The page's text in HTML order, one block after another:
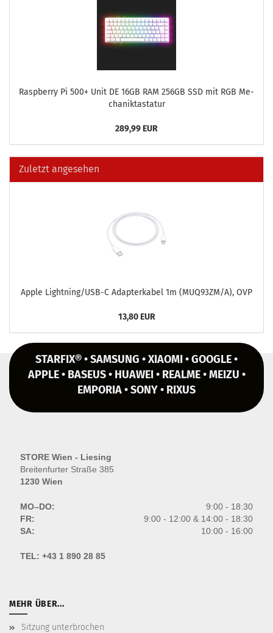
Raspber­ry Pi 500+ Unit DE 16GB RAM 256GB SSD mit RGB Me­
cha­nik­tas­ta­tur
289,99 EUR
Zuletzt angesehen
Apple Light­ning/USB-C Ad­ap­ter­ka­bel 1m (MUQ93ZM/A), OVP
13,80 EUR
STARFIX® • SAMSUNG • XIAOMI • GOOGLE •
APPLE • BASEUS • HUAWEI • REALME • MEIZU •
EMPORIA • SONY • RIXUS
STORE Wien - Liesing
Breitenfurter Straße 385
1230 Wien
MO–DO:
9:00 - 18:30
FR:
9:00 - 12:00 & 14:00 - 18:30
SA:
10:00 - 16:00
TEL: +43 1 890 28 85
MEHR ÜBER...
Sitzung unterbrochen